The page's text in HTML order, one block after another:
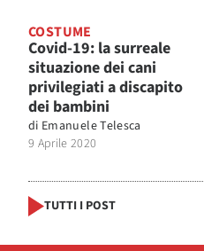
COSTUME
Covid-19: la surreale
situazione dei cani
privilegiati a discapito
dei bambini
di Emanuele Telesca
9 Aprile 2020
TUTTI I POST